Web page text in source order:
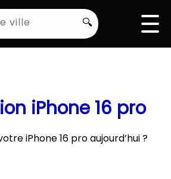
🔍
iPhone 16 pro
iPhone 16 pro aujourd’hui ?